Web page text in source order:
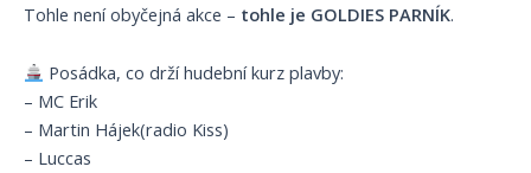
Tohle není obyčejná akce – tohle je GOLDIES PARNÍK.
Posádka, co drží hudební kurz plavby:
– MC Erik
– Martin Hájek(radio Kiss)
– Luccas